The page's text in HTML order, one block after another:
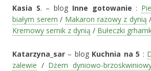
Kasia S. – blog Inne gotowanie :
białym serem / Makaron razowy z dynią /
Kremowy sernik z dynią / Bułeczki
Katarzyna_sar – blog Kuchnia na 5 :
zalewie / Dżem dyniowo-